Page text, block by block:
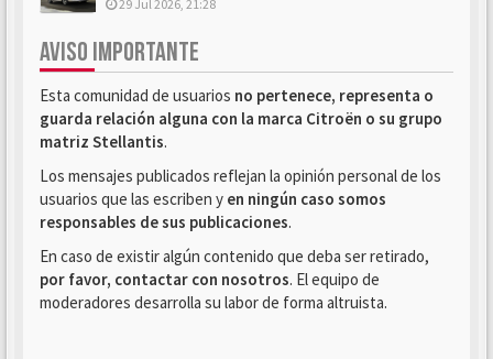
29 Jul 2026, 21:28
AVISO IMPORTANTE
Esta comunidad de usuarios no pertenece, representa o
guarda relación alguna con la marca Citroën o su grupo
matriz Stellantis.
Los mensajes publicados reflejan la opinión personal de los
usuarios que las escriben y en ningún caso somos
responsables de sus publicaciones.
En caso de existir algún contenido que deba ser retirado,
por favor, contactar con nosotros. El equipo de
moderadores desarrolla su labor de forma altruista.